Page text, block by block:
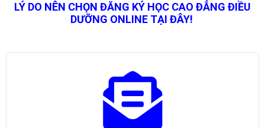
LÝ DO NÊN CHỌN ĐĂNG KÝ HỌC CAO ĐẲNG ĐIỀU
DƯỠNG ONLINE TẠI ĐÂY!